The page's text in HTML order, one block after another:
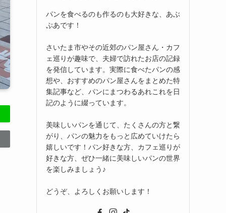
パンを食べるのも作るのも大好きな、あぶ
ぷあです！
さいたま市やその近郊のパン屋さん・カフ
ェ巡りが趣味で、夫婦で訪れたお店の記録
を発信しています。実際に食べたパンの感
想や、おすすめのパン屋さんをまとめた特
集記事など、パンにまつわるあれこれを日
記のように綴っています。
美味しいパンを通じて、たくさんの方と繋
がり、パンの魅力をもっと広めていけたら
嬉しいです！パン好きな方、カフェ巡りが
好きな方、ぜひ一緒に美味しいパンの世界
を楽しみましょう♪
どうぞ、よろしくお願いします！